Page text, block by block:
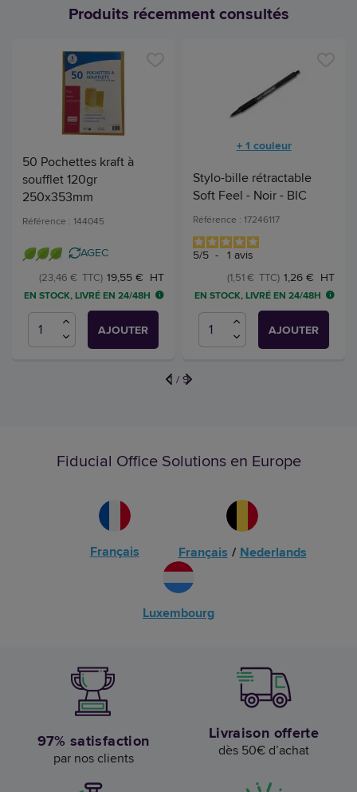
Produits récemment consultés
50 Pochettes kraft à
soufflet 120gr
250x353mm
Référence : 144045
AGEC
19,55 € HT
(23,46 € TTC)
EN STOCK, LIVRÉ EN 24/48H
AJOUTER
+ 1 couleur
Stylo-bille rétractable
Soft Feel - Noir - BIC
Référence : 17246117
5/5 - 1 avis
1,26 € HT
(1,51 € TTC)
EN STOCK, LIVRÉ EN 24/48H
AJOUTER
1 / 9
Fiducial Office Solutions en Europe
Français Français / Nederlands
Luxembourg
97% satisfaction
par nos clients
Livraison offerte
dès 50€ d’achat